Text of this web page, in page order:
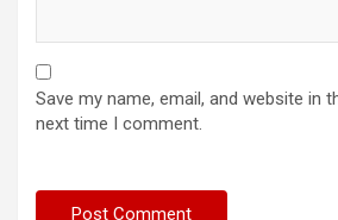
Save my name, email, and website in
next time I comment.